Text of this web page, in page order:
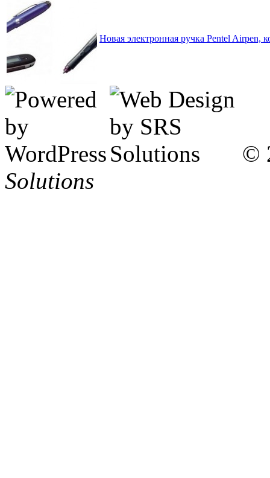
Новая электронная ручка Pentel Airpen,
©
Solutions